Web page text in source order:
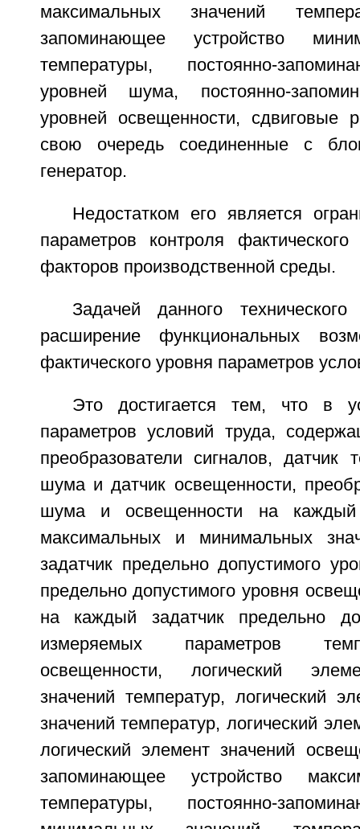
максимальных значений
запоминающее устройство
температуры, постоянно-
уровней шума, постоянно-
уровней освещенности, сдвиговые
свою очередь соединенные с
генератор.
Недостатком его является
параметров контроля
факторов производственной среды.
Задачей данного
расширение функциональных
фактического уровня параметров
Это достигается тем, что в
параметров условий труда,
преобразователи сигналов, датчик
шума и датчик освещенности,
шума и освещенности на каждый
максимальных и минимальных
задатчик предельно допустимого
предельно допустимого уровня
на каждый задатчик предельно
измеряемых параметров
освещенности, логический
значений температур, логический
значений температур, логический
логический элемент значений
запоминающее устройство
температуры, постоянно-